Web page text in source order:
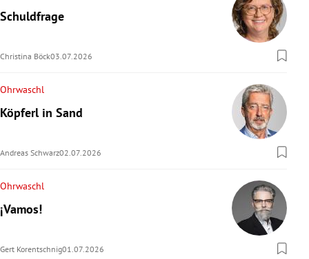
Schuldfrage
Christina Böck03.07.2026
Ohrwaschl
Köpferl in Sand
Andreas Schwarz02.07.2026
Ohrwaschl
¡Vamos!
Gert Korentschnig01.07.2026